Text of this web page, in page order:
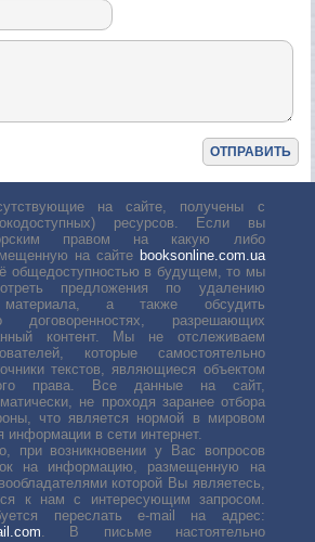
на сайте, получены с
ресурсов. Если вы
правом на какую либо
на сайте booksonline.com.ua
общедоступностью в будущем, то мы
предложения по удалению
материала, а также обсудить
договоренностях, разрешающих
контент. Мы не отслеживаем
которые самостоятельно
текстов, являющиеся объектом
права. Все данные на сайт,
не проходя заранее отбора
что является нормой в мировом
информации в сети интернет.
при возникновении у Вас вопросов
на информацию, размещенную на
которой Вы являетесь,
к нам с интересующим запросом.
переслать е-mail на адрес:
. В письме настоятельно